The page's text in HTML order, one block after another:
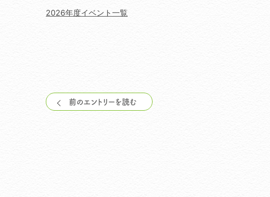
2026年度イベント一覧
前のエントリーを読む